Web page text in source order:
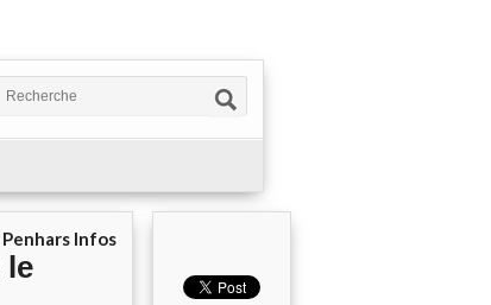
Penhars Infos
le